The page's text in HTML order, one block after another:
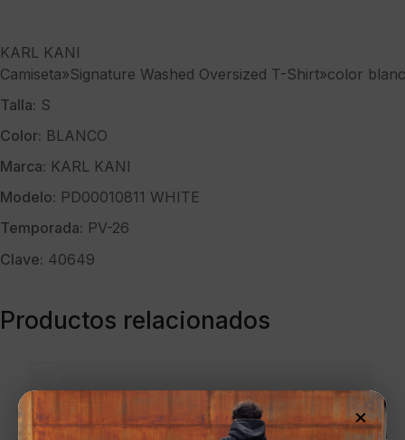
KARL KANI
Camiseta»Signature Washed Oversized T-Shirt»color
Talla: S
Color: BLANCO
Marca: KARL KANI
Modelo: PD00010811 WHITE
Temporada: PV-26
Clave: 40649
Productos relacionados
×